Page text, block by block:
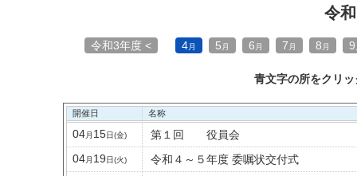
令
令和3年度 < 4月 5 月 6 月 7 月 8 月 9
青文字の所をクリ
開催日 名称
04月 15日(金)
第１回 役員会
04月 19日(火)
令和４～５年度 委嘱状交付式